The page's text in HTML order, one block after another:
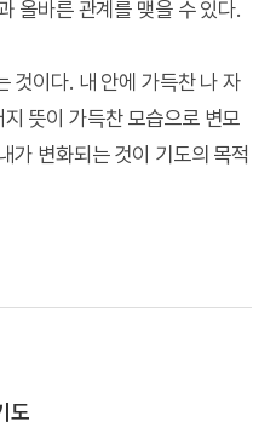
올바른 관계를 맺을 수 있다.
것이다. 내 안에 가득찬 나 자
뜻이 가득찬 모습으로 변모
가 변화되는 것이 기도의 목적
도